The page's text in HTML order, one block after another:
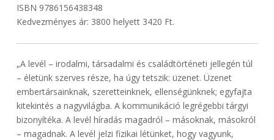
ISBN 9786156438348
Kedvezményes ár: 3800 helyett 3420 Ft.
„A levél – irodalmi, társadalmi és családtörténeti jellegén túl
– életünk szerves része, ha úgy tetszik: üzenet. Üzenet
embertársainknak, szeretteinknek, ellenségünknek; egyfajta
kitekintés a nagyvilágba. A kommunikáció legrégebbi tárgyi
bizonyítéka. A levél híradás magadról – másoknak, másokról
– magadnak. A levél jelzi fizikai létünket, hogy vagyunk,